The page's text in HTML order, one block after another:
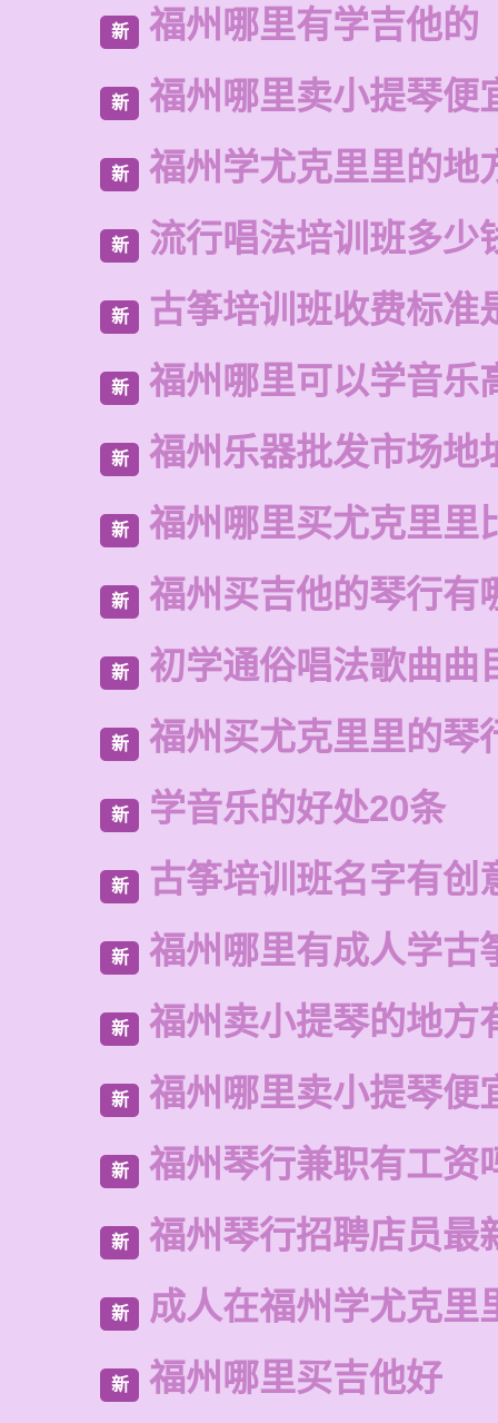
新 福州哪里有学吉他的
新 福州哪里卖小提琴便
新 福州学尤克里里的地
新 流行唱法培训班多少
新 古筝培训班收费标准
新 福州哪里可以学音乐
新 福州乐器批发市场地
新 福州哪里买尤克里里
新 福州买吉他的琴行有
新 初学通俗唱法歌曲曲
新 福州买尤克里里的琴
新 学音乐的好处20条
新 古筝培训班名字有创
新 福州哪里有成人学古
新 福州卖小提琴的地方
新 福州哪里卖小提琴便
新 福州琴行兼职有工资
新 福州琴行招聘店员最
新 成人在福州学尤克里
新 福州哪里买吉他好